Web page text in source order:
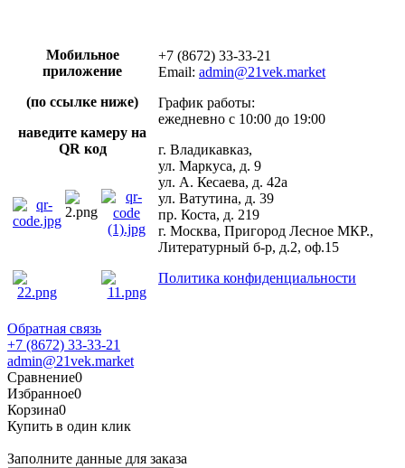
Мобильное
приложение
(по ссылке ниже)
наведите камеру на
QR код
+7 (8672) 33-33-21
Email: admin@21vek.market
График работы:
ежедневно с 10:00 до 19:00
г. Владикавказ,
ул. Маркуса, д. 9
ул. А. Кесаева, д. 42а
ул. Ватутина, д. 39
пр. Коста, д. 219
г. Москва, Пригород Лесное МКР.,
Литературный б-р, д.2, оф.15
Политика конфиденциальности
Обратная связь
+7 (8672) 33-33-21
admin@21vek.market
Сравнение0
Избранное0
Корзина0
Купить в один клик
Заполните данные для заказа